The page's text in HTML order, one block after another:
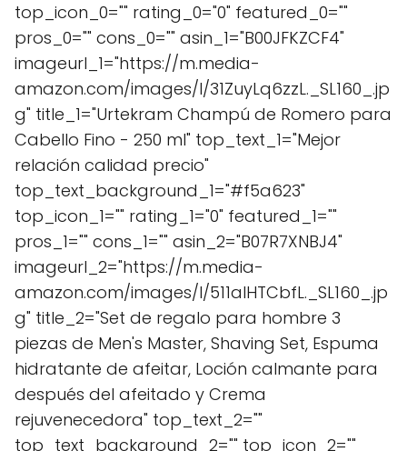
top_icon_0="" rating_0="0" featured_0=""
pros_0="" cons_0="" asin_1="B00JFKZCF4"
imageurl_1="https://m.media-
amazon.com/images/I/31ZuyLq6zzL._SL160_.jp
g" title_1="Urtekram Champú de Romero para
Cabello Fino - 250 ml" top_text_1="Mejor
relación calidad precio"
top_text_background_1="#f5a623"
top_icon_1="" rating_1="0" featured_1=""
pros_1="" cons_1="" asin_2="B07R7XNBJ4"
imageurl_2="https://m.media-
amazon.com/images/I/511aIHTCbfL._SL160_.jp
g" title_2="Set de regalo para hombre 3
piezas de Men's Master, Shaving Set, Espuma
hidratante de afeitar, Loción calmante para
después del afeitado y Crema
rejuvenecedora" top_text_2=""
top_text_background_2="" top_icon_2=""